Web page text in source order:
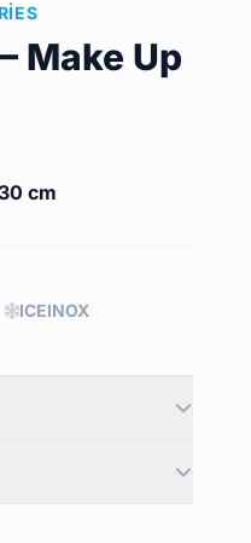
Make Up
cm
ICEINOX